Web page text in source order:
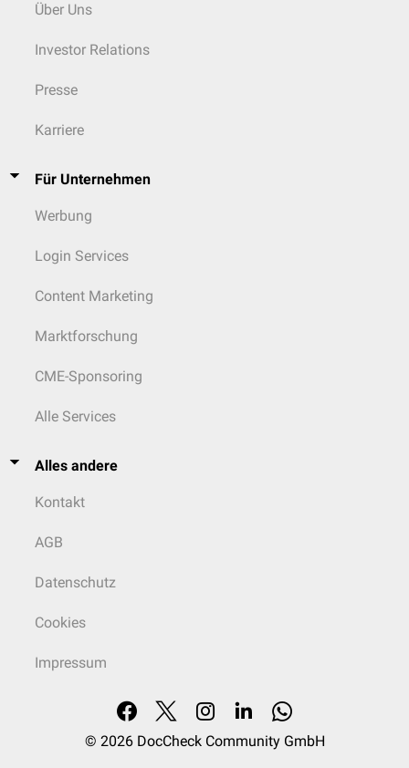
Über Uns
Investor Relations
Presse
Karriere
Für Unternehmen
Werbung
Login Services
Content Marketing
Marktforschung
CME-Sponsoring
Alle Services
Alles andere
Kontakt
AGB
Datenschutz
Cookies
Impressum
© 2026 DocCheck Community GmbH